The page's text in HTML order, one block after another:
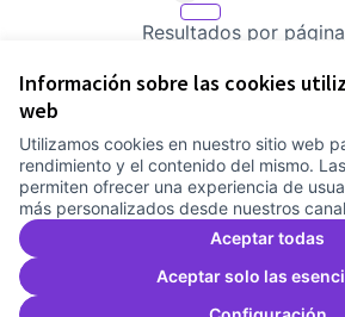
Información sobre las cookies
web
Utilizamos cookies en nuestro sitio web
rendimiento y el contenido del mismo.
permiten ofrecer una experiencia de
más personalizados desde nuestros
Aceptar todas
Aceptar solo las
Resultados por
Términos y condiciones de uso
Configuración de cookies
Comunitat Canòdrom en Facebook
(Link extern)
Comunitat Canòdrom en Instagram
(Link extern)
Comunitat Canòdrom en YouTube
(Link extern)
Castellano
Triar la llenguaElegir el idiomaChoose